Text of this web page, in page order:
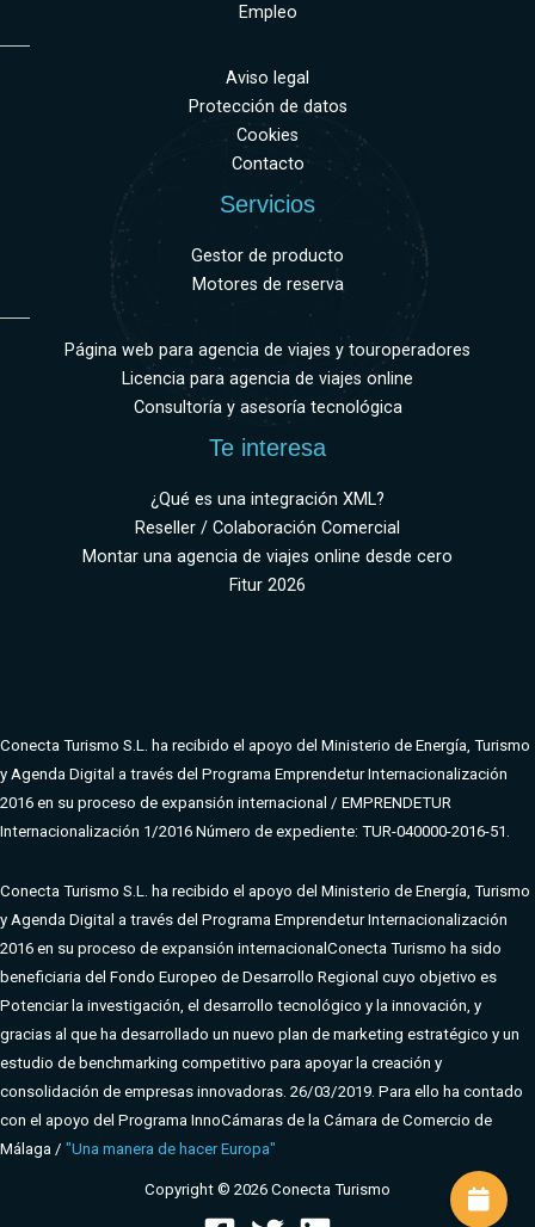
Empleo
Aviso legal
Protección de datos
Cookies
Contacto
Servicios
Gestor de producto
Motores de reserva
Página web para agencia de viajes y touroperadores
Licencia para agencia de viajes online
Consultoría y asesoría tecnológica
Te interesa
¿Qué es una integración XML?
Reseller / Colaboración Comercial
Montar una agencia de viajes online desde cero
Fitur 2026
Conecta Turismo S.L. ha recibido el apoyo del Ministerio de Energía, Turismo
y Agenda Digital a través del Programa Emprendetur Internacionalización
2016 en su proceso de expansión internacional / EMPRENDETUR
Internacionalización 1/2016 Número de expediente: TUR-040000-2016-51.
Conecta Turismo S.L. ha recibido el apoyo del Ministerio de Energía, Turismo
y Agenda Digital a través del Programa Emprendetur Internacionalización
2016 en su proceso de expansión internacionalConecta Turismo ha sido
beneficiaria del Fondo Europeo de Desarrollo Regional cuyo objetivo es
Potenciar la investigación, el desarrollo tecnológico y la innovación, y
gracias al que ha desarrollado un nuevo plan de marketing estratégico y un
estudio de benchmarking competitivo para apoyar la creación y
consolidación de empresas innovadoras. 26/03/2019. Para ello ha contado
con el apoyo del Programa InnoCámaras de la Cámara de Comercio de
Málaga / "Una manera de hacer Europa"
Copyright © 2026 Conecta Turismo